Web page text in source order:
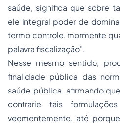
saúde, significa que sobre
ele integral poder de
termo controle, mormente
palavra fiscalização".
Nesse mesmo sentido,
finalidade pública das
saúde pública, afirmando
contrarie tais
veementemente, até